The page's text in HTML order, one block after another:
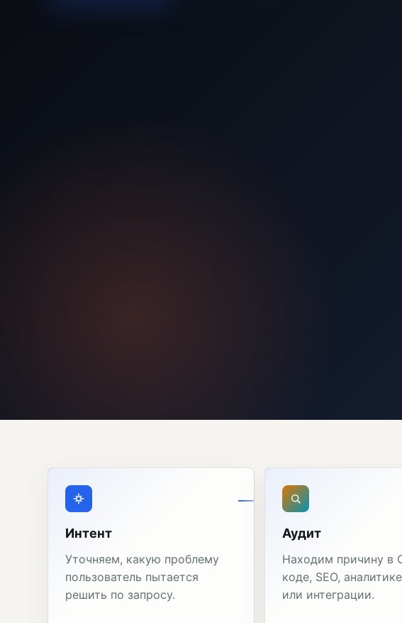
Интент
Уточняем, какую проблему
пользователь пытается
решить по запросу.
Аудит
Находим причину в
коде, SEO,
или интеграции.